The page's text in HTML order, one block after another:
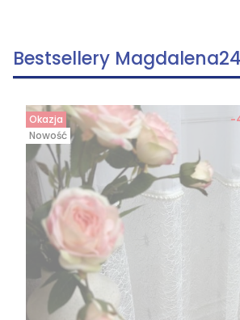
Bestsellery Magdalena24
Okazja
Nowość
-